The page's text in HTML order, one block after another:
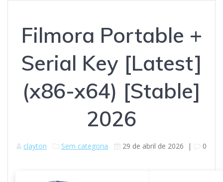
Filmora Portable +
Serial Key [Latest]
(x86-x64) [Stable]
2026
clayton Sem categoria 29 de abril de 2026 | 0